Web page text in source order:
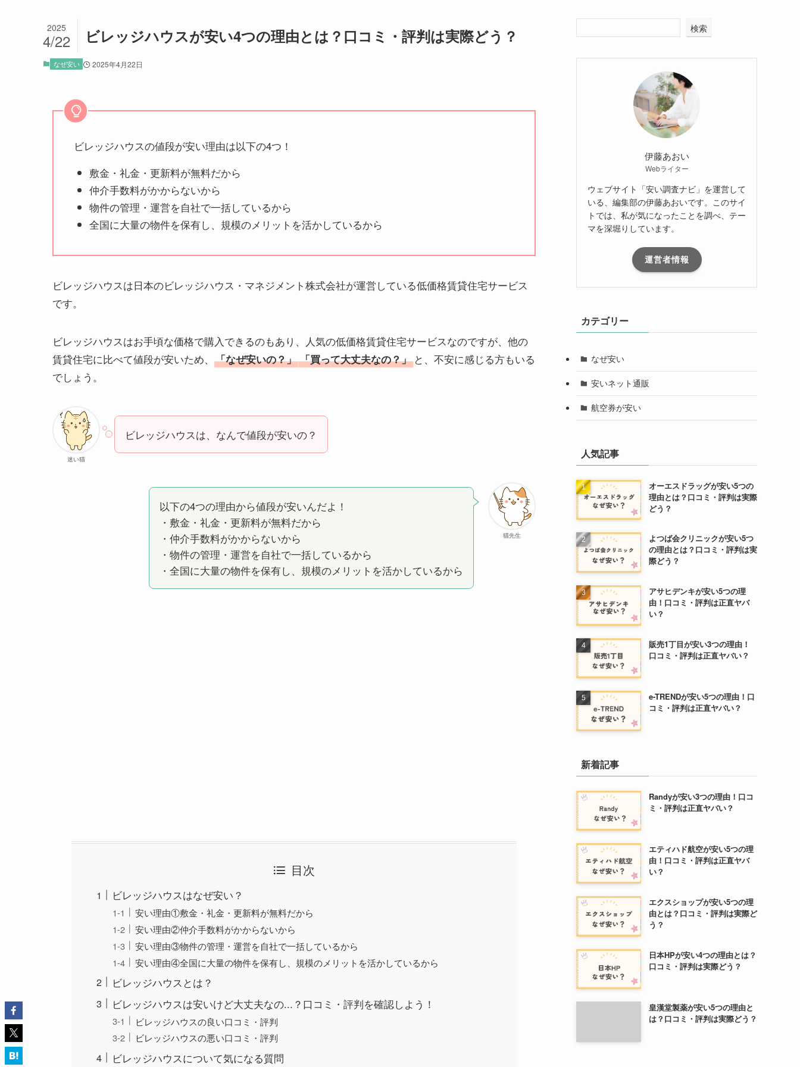
ビレッジハウスが安い4つの理由とは？口コミ・評判は実際どう？
2025
4/22
なぜ安い 2025年4月22日
ビレッジハウスの値段が安い理由は以下の4つ！
敷金・礼金・更新料が無料だから
仲介手数料がかからないから
物件の管理・運営を自社で一括しているから
全国に大量の物件を保有し、規模のメリットを活かしているから
ビレッジハウスは日本のビレッジハウス・マネジメント株式会社が運営している低価格賃貸住宅サービス
です。
ビレッジハウスはお手頃な価格で購入できるのもあり、人気の低価格賃貸住宅サービスなのですが、他の
賃貸住宅に比べて値段が安いため、
「なぜ安いの？」 「買って大丈夫なの？」 と、不安に感じる方もいる
でしょう。
迷い猫
ビレッジハウスは、なんで値段が安いの？
猫先生
以下の4つの理由から値段が安いんだよ！
・敷金・礼金・更新料が無料だから
・仲介手数料がかからないから
・物件の管理・運営を自社で一括しているから
・全国に大量の物件を保有し、規模のメリットを活かしているから
目次
ビレッジハウスはなぜ安い？
安い理由①敷金・礼金・更新料が無料だから
安い理由②仲介手数料がかからないから
安い理由③物件の管理・運営を自社で一括しているから
安い理由④全国に大量の物件を保有し、規模のメリットを活かしているから
ビレッジハウスとは？
ビレッジハウスは安いけど大丈夫なの...？口コミ・評判を確認しよう！
ビレッジハウスの良い口コミ・評判
ビレッジハウスの悪い口コミ・評判
ビレッジハウスについて気になる質問
検索
伊藤あおい
Webライター
ウェブサイト「安い調査ナビ」を運営して
いる、編集部の伊藤あおいです。このサイ
トでは、私が気になったことを調べ、テー
マを深堀りしています。
運営者情報
カテゴリー
なぜ安い
安いネット通販
航空券が安い
人気記事
オーエスドラッグが安い5つの
理由とは？口コミ・評判は実際
どう？
よつば会クリニックが安い5つ
の理由とは？口コミ・評判は実
際どう？
アサヒデンキが安い5つの理
由！口コミ・評判は正直ヤバ
い？
販売1丁目が安い3つの理由！
口コミ・評判は正直ヤバい？
e-TRENDが安い5つの理由！口
コミ・評判は正直ヤバい？
新着記事
Randyが安い3つの理由！口コ
ミ・評判は正直ヤバい？
エティハド航空が安い5つの理
由！口コミ・評判は正直ヤバ
い？
エクスショップが安い5つの理
由とは？口コミ・評判は実際ど
う？
日本HPが安い4つの理由とは？
口コミ・評判は実際どう？
皇漢堂製薬が安い5つの理由と
は？口コミ・評判は実際どう？